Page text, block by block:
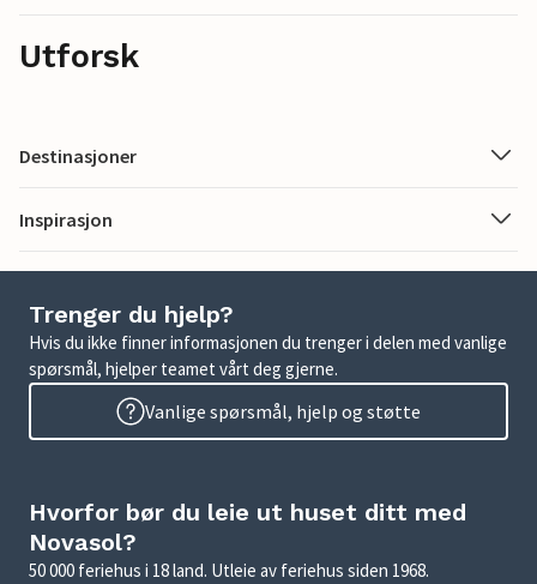
Utforsk
Destinasjoner
Inspirasjon
Trenger du hjelp?
Hvis du ikke finner informasjonen du trenger i delen med vanlige
spørsmål, hjelper teamet vårt deg gjerne.
Vanlige spørsmål, hjelp og støtte
Hvorfor bør du leie ut huset ditt med
Novasol?
50 000 feriehus i 18 land. Utleie av feriehus siden 1968.